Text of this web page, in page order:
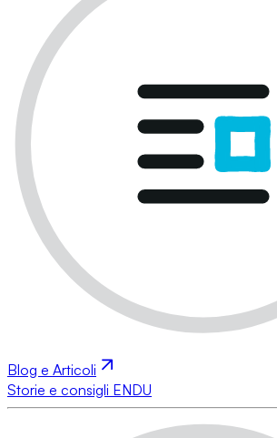
Blog e Articoli
Storie e consigli ENDU